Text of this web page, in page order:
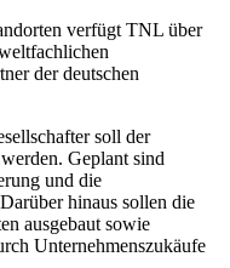
verfügt TNL über
der deutschen
soll der
Geplant sind
und die
hinaus sollen die
ausgebaut sowie
Unternehmenszukäufe